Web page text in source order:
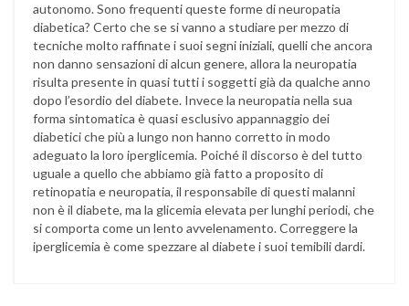
autonomo. Sono frequenti queste forme di neuropatia
diabetica? Certo che se si vanno a studiare per mezzo di
tecniche molto raffinate i suoi segni iniziali, quelli che ancora
non danno sensazioni di alcun genere, allora la neuropatia
risulta presente in quasi tutti i soggetti già da qualche anno
dopo l’esordio del diabete. Invece la neuropatia nella sua
forma sintomatica è quasi esclusivo appannaggio dei
diabetici che più a lungo non hanno corretto in modo
adeguato la loro iperglicemia. Poiché il discorso è del tutto
uguale a quello che abbiamo già fatto a proposito di
retinopatia e neuropatia, il responsabile di questi malanni
non è il diabete, ma la glicemia elevata per lunghi periodi, che
si comporta come un lento avvelenamento. Correggere la
iperglicemia è come spezzare al diabete i suoi temibili dardi.